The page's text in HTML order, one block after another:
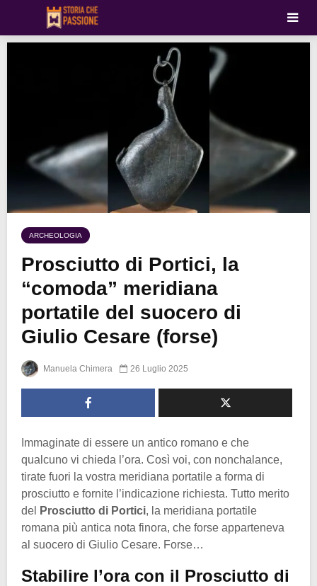
ARCHEOLOGIA
Prosciutto di Portici, la
“comoda” meridiana
portatile del suocero di
Giulio Cesare (forse)
Manuela Chimera 26 Luglio 2025
Immaginate di essere un antico romano e che
qualcuno vi chieda l’ora. Così voi, con nonchalance,
tirate fuori la vostra meridiana portatile a forma di
prosciutto e fornite l’indicazione richiesta. Tutto merito
del
Prosciutto di Portici, la meridiana portatile
romana più antica nota finora, che forse apparteneva
al suocero di Giulio Cesare. Forse…
Stabilire l’ora con il Prosciutto di